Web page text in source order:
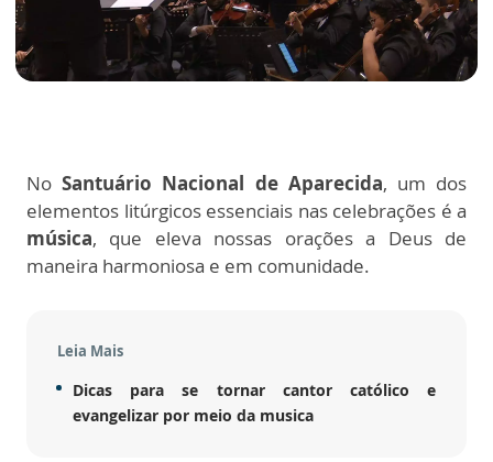
NoSantuário Nacional de Aparecida, um dos
elementos litúrgicos essenciais nas celebrações é a
música, que eleva nossas orações a Deus de
maneira harmoniosa e em comunidade.
Leia Mais
Dicas para se tornar cantor católico e
evangelizar por meio da musica